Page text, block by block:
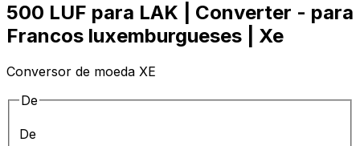
500 LUF para LAK | Converter - para
Francos luxemburgueses | Xe
Conversor de moeda XE
De
De